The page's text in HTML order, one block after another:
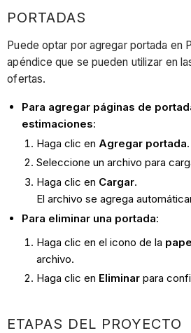
PORTADAS
Puede optar por agregar portada en
apéndice que se pueden utilizar en
ofertas.
Para agregar páginas de
estimaciones:
Haga clic en Agregar portada.
Seleccione un archivo para
Haga clic en Cargar.
El archivo se agrega
Para eliminar una portada:
Haga clic en el icono de la
archivo.
Haga clic en Eliminar para
ETAPAS DEL PROYECTO